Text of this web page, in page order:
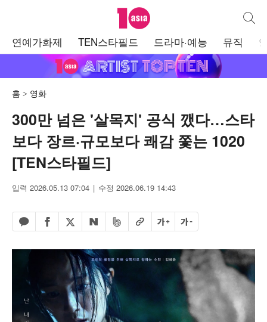
텐아시아 통합
연예가화제 TEN스타필드 드라마·예능 뮤직
홈 영화
300만 넘은 '살목지' 공식 깼다…스타
보다 장르·규모보다 쾌감 쫓는 1020
[TEN스타필드]
입력 2026.05.13 07:04 수정 2026.06.19 14:43
카카오톡 공유하기
페이스북 공유하기
엑스 공유하기
네이버 공유하기
밴드 공유하기
URL복사글자 크게글자 작게